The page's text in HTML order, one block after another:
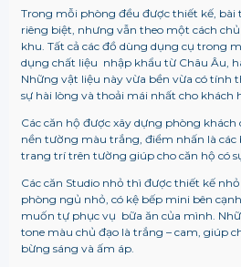
Trong mỗi phòng đều được thiết kế, bài
riêng biệt, nhưng vẫn theo một cách
khu. Tất cả các đồ dùng dụng cụ trong
dụng chất liệu nhập khẩu từ Châu Âu,
Những vật liệu này vừa bền vừa có tính
sự hài lòng và thoải mái nhất cho khách
Các căn hộ được xây dựng phòng
nền tường màu trắng, điểm nhấn là các
trang trí trên tường giúp cho căn hộ có
Các căn Studio nhỏ thì được thiết kế
phòng ngủ nhỏ, có kệ bếp mini bên
muốn tự phục vụ bữa ăn của mình.
tone màu chủ đạo là trắng – cam, giúp
bừng sáng và ấm áp.